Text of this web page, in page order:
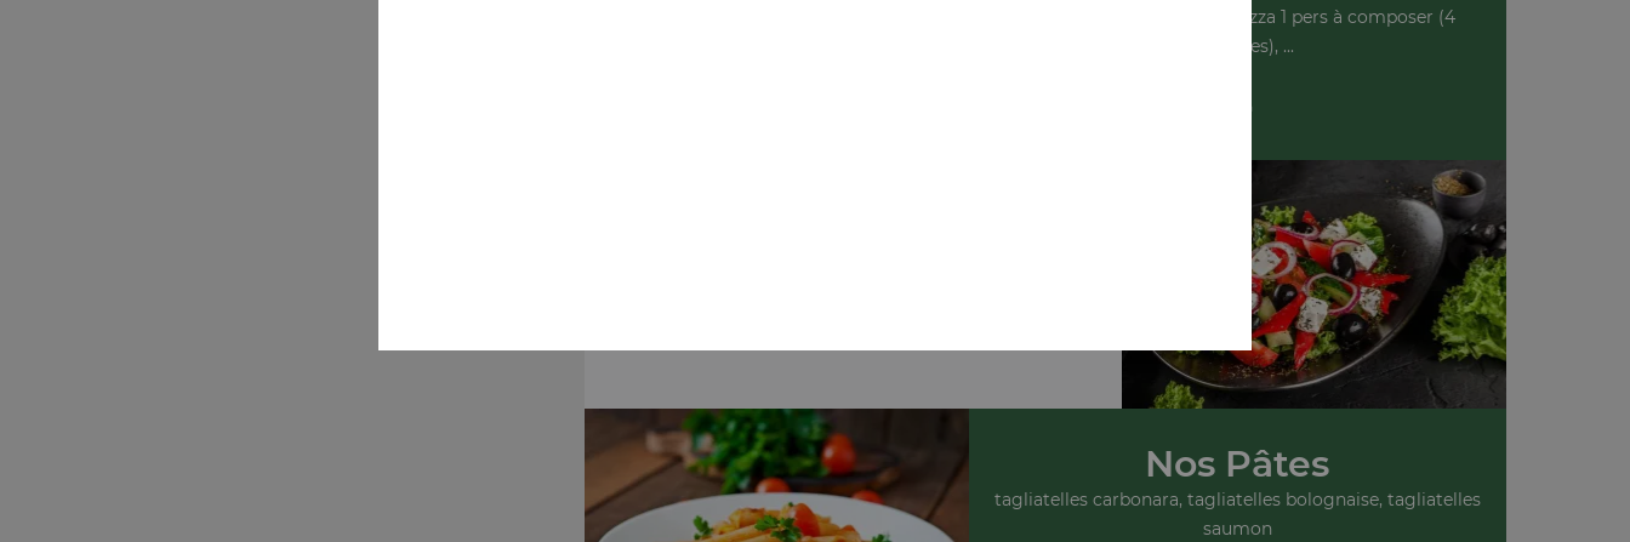
composer (3 garnitures), pizza 1 pers à composer (4
garnitures), ...
Nos Pâtes
tagliatelles carbonara, tagliatelles bolognaise, tagliatelles
saumon